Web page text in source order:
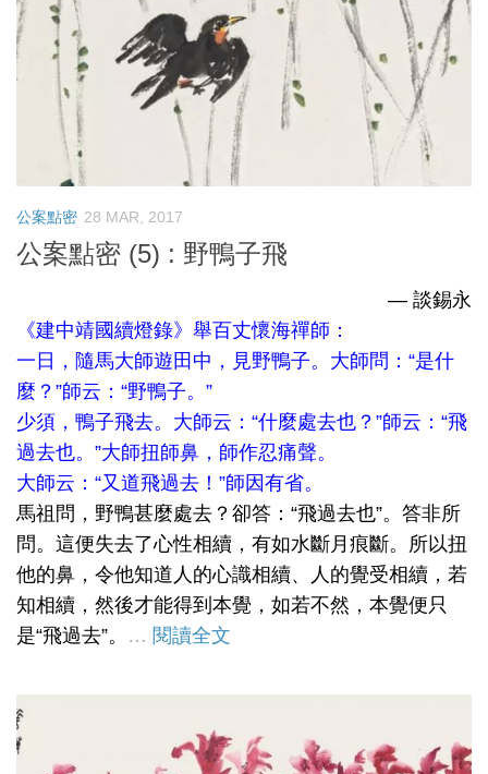
公案點密 28 MAR, 2017
公案點密 (5) : 野鴨子飛
— 談錫永
《建中靖國續燈錄》舉百丈懷海禪師：
一日，隨馬大師遊田中，見野鴨子。大師問：“是什
麼？”師云：“野鴨子。”
少須，鴨子飛去。大師云：“什麼處去也？”師云：“飛
過去也。”大師扭師鼻，師作忍痛聲。
大師云：“又道飛過去！”師因有省。
馬祖問，野鴨甚麼處去？卻答：“飛過去也”。答非所
問。這便失去了心性相續，有如水斷月痕斷。所以扭
他的鼻，令他知道人的心識相續、人的覺受相續，若
知相續，然後才能得到本覺，如若不然，本覺便只
是“飛過去”。 … 閱讀全文